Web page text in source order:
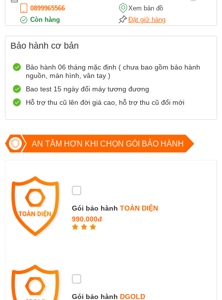
0899965566
Xem bản đồ
Còn hàng
Đặt giữ hàng
12 Điện Biên Phủ, TP Hải Phòng
0916551212
Số 72 Trần Thành Ngọ,TP Hải Phòng
0888667272
Xem bản đồ
Còn hàng
Đặt giữ hàng
Còn hàng
Đặt giữ hàng
Bảo hành cơ bản
Bảo hành 06 tháng mặc định ( chưa bao gồm bảo hành
nguồn, màn hình, vân tay )
Bao test 15 ngày đổi máy tương đương
Hỗ trợ thu cũ lên đời giá cao, hỗ trợ thu cũ đổi mới
AN TÂM HƠN KHI CHỌN GÓI BẢO HÀNH
Gói bảo hành TOÀN DIỆN
990.000đ
Gói bảo hành DGOLD